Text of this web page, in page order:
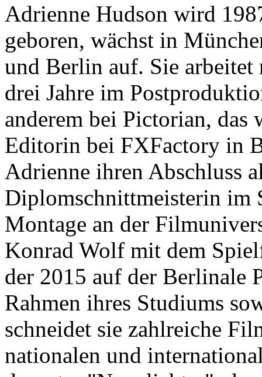
Adrienne Hudson wird
geboren, wächst in
und Berlin auf. Sie arbeitet
drei Jahre im
anderem bei Pictorian, das
Editorin bei FXFactory in
Adrienne ihren Abschluss
Diplomschnittmeisterin im
Montage an der
Konrad Wolf mit dem
der 2015 auf der Berlinale
Rahmen ihres Studiums
schneidet sie zahlreiche
nationalen und